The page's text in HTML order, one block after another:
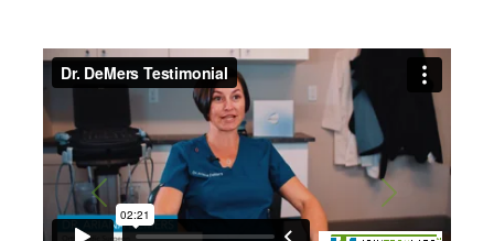
Vorherige Weiter